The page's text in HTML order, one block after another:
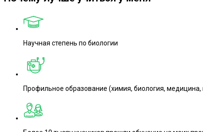
Научная степень по биологии
Профильное образование (химия, биология, медицина,